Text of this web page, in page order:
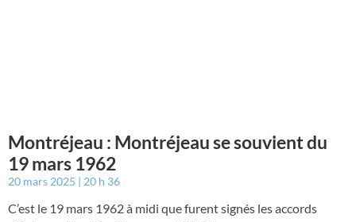
Montréjeau : Montréjeau se souvient du
19 mars 1962
20 mars 2025 20 h 36
C’est le 19 mars 1962 à midi que furent signés les accords